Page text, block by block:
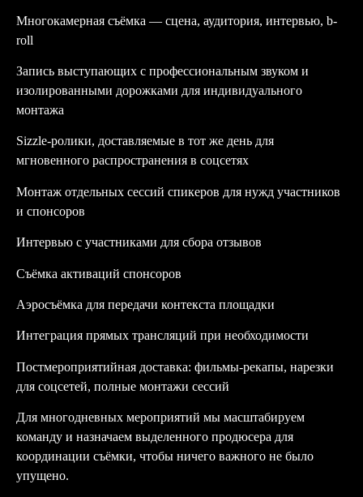
Многокамерная съёмка — сцена, аудитория, интервью, b-
roll
Запись выступающих с профессиональным звуком и
изолированными дорожками для индивидуального
монтажа
Sizzle-ролики, доставляемые в тот же день для
мгновенного распространения в соцсетях
Монтаж отдельных сессий спикеров для нужд участников
и спонсоров
Интервью с участниками для сбора отзывов
Съёмка активаций спонсоров
Аэросъёмка для передачи контекста площадки
Интеграция прямых трансляций при необходимости
Постмероприятийная доставка: фильмы-рекапы, нарезки
для соцсетей, полные монтажи сессий
Для многодневных мероприятий мы масштабируем
команду и назначаем выделенного продюсера для
координации съёмки, чтобы ничего важного не было
упущено.